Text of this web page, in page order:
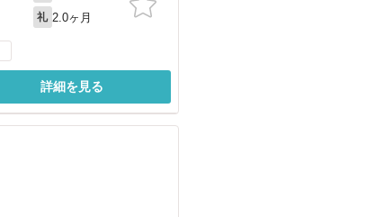
礼 2.0ヶ月
詳細を見る